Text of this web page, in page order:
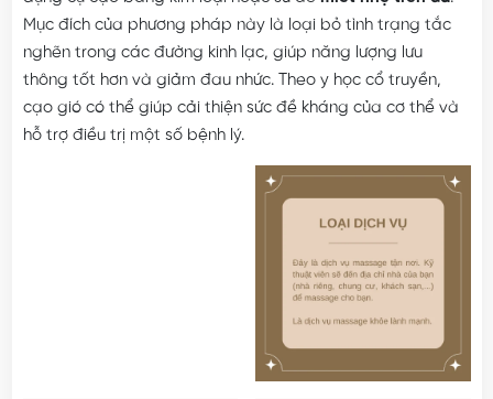
Mục đích của phương pháp này là loại bỏ tình trạng tắc
nghẽn trong các đường kinh lạc, giúp năng lượng lưu
thông tốt hơn và giảm đau nhức. Theo y học cổ truyền,
cạo gió có thể giúp cải thiện sức đề kháng của cơ thể và
hỗ trợ điều trị một số bệnh lý.